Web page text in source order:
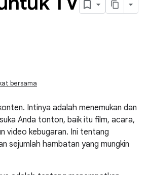
bersama
Intinya adalah menemukan dan
Anda tonton, baik itu film, acara,
video kebugaran. Ini tentang
sejumlah hambatan yang mungkin